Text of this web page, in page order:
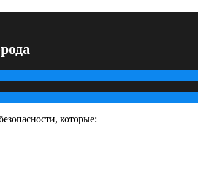
которые: